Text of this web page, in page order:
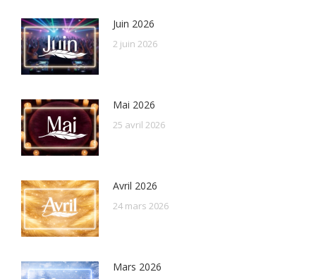
Juin 2026
2 juin 2026
Mai 2026
25 avril 2026
Avril 2026
24 mars 2026
Mars 2026